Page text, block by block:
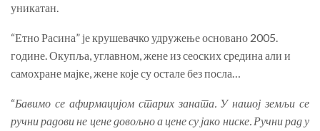
уникатан.
“Етно Расина” је крушевачко удружење основано 2005.
године. Окупља, углавном, жене из сеоских средина али и
самохране мајке, жене које су остале без посла…
“Бавимо се афирмацијом старих заната. У нашој земљи се
ручни радови не цене довољно а цене су јако ниске. Ручни рад у